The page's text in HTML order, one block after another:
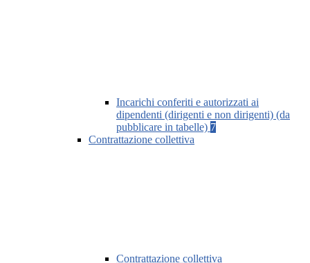
Incarichi conferiti e autorizzati ai
dipendenti (dirigenti e non dirigenti) (da
pubblicare in tabelle) 7
Contrattazione collettiva
Contrattazione collettiva